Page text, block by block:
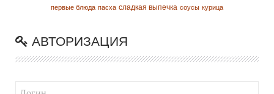
первые блюда пасха сладкая выпечка соусы курица
АВТОРИЗАЦИЯ